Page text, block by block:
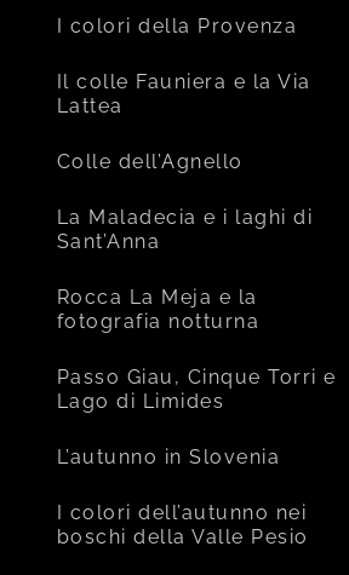
I colori della Provenza
Il colle Fauniera e la Via
Lattea
Colle dell’Agnello
La Maladecia e i laghi di
Sant’Anna
Rocca La Meja e la
fotografia notturna
Passo Giau, Cinque Torri e
Lago di Limides
L’autunno in Slovenia
I colori dell’autunno nei
boschi della Valle Pesio